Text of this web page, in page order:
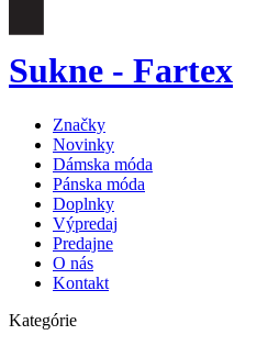
Sukne - Fartex
Značky
Novinky
Dámska móda
Pánska móda
Doplnky
Výpredaj
Predajne
O nás
Kontakt
Kategórie